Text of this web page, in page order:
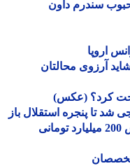
سندرم داون
جمعه 16 مرداد 1405/ شاید آرزوی محالتان
کرد؟ (عکس)
شد تا پنجره استقلال باز
نشود/ رضاییان به جای قدرشناسی کلاس 200 میلیارد تومانی